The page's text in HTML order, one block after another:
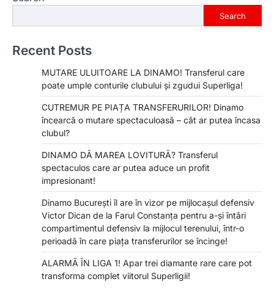
Search
Recent Posts
MUTARE ULUITOARE LA DINAMO! Transferul care
poate umple conturile clubului și zgudui Superliga!
CUTREMUR PE PIAȚA TRANSFERURILOR! Dinamo
încearcă o mutare spectaculoasă – cât ar putea încasa
clubul?
DINAMO DĂ MAREA LOVITURĂ? Transferul
spectaculos care ar putea aduce un profit
impresionant!
Dinamo București îl are în vizor pe mijlocașul defensiv
Victor Dican de la Farul Constanța pentru a-și întări
compartimentul defensiv la mijlocul terenului, într-o
perioadă în care piața transferurilor se încinge!
ALARMĂ ÎN LIGA 1! Apar trei diamante rare care pot
transforma complet viitorul Superligii!